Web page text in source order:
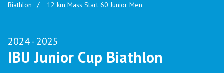
Biathlon
12 km Mass Start 60 Junior Men
2024 - 2025
IBU Junior Cup Biathlon